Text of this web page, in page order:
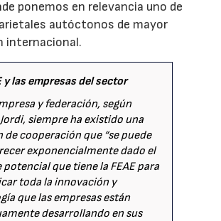
ponemos en relevancia uno de
autóctonos de mayor
internacional.
y las empresas del sector
y federación, según
siempre ha existido una
de cooperación que “se puede
exponencialmente dado el
que tiene la FEAE para
toda la innovación y
que las empresas están
desarrollando en sus